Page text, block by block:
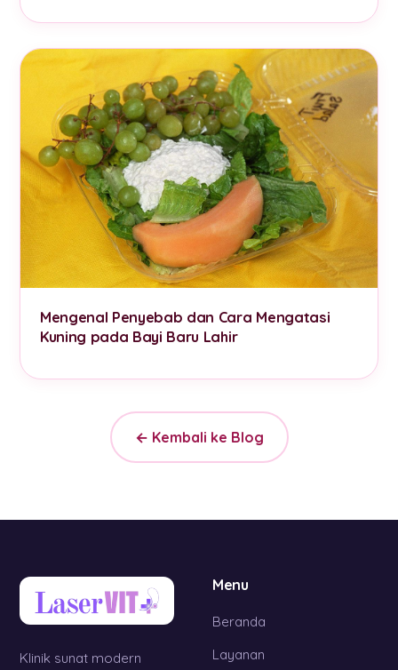
Mengenal Penyebab dan Cara Mengatasi
Kuning pada Bayi Baru Lahir
← Kembali ke Blog
Klinik sunat modern
Menu
Beranda
Layanan